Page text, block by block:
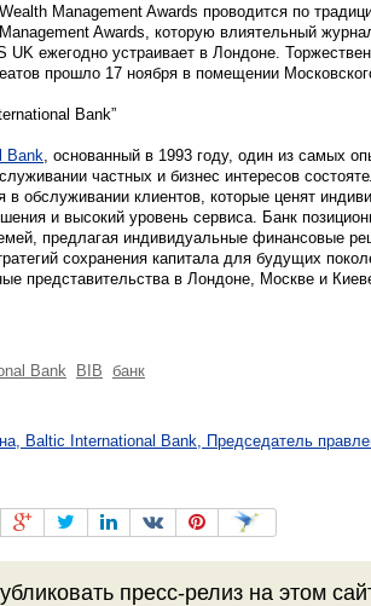
Management Awards проводится по
Awards, которую влиятельный
UK ежегодно устраивает в Лондоне.
прошло 17 ноября в помещении
Bank”
Bank , основанный в 1993 году, один из самых
частных и бизнес интересов
в обслуживании клиентов, которые ценят
и высокий уровень сервиса. Банк
предлагая индивидуальные финансовые
сохранения капитала для будущих
представительства в Лондоне, Москве и
Bank BIB банк
Baltic International Bank, Председатель
пресс-релизна этом